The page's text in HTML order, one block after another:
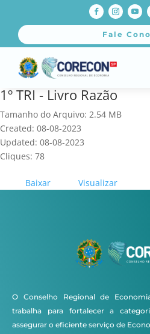
Fale
1º TRI - Livro Razão
Tamanho do Arquivo: 2.54 MB
Created: 08-08-2023
Updated: 08-08-2023
Cliques: 78
Baixar Visualizar
O Conselho Regional de
trabalha para fortalecer a
assegurar o eficiente serviço de